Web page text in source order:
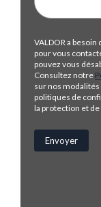
VALDOR a
pour vous
pouvez vous
Consultez notre
sur nos
politiques de
la protection et de